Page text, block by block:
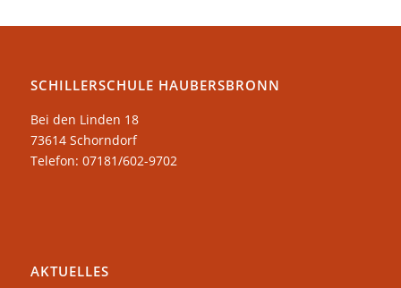
SCHILLERSCHULE HAUBERSBRONN
Bei den Linden 18
73614 Schorndorf
Telefon: 07181/602-9702
AKTUELLES